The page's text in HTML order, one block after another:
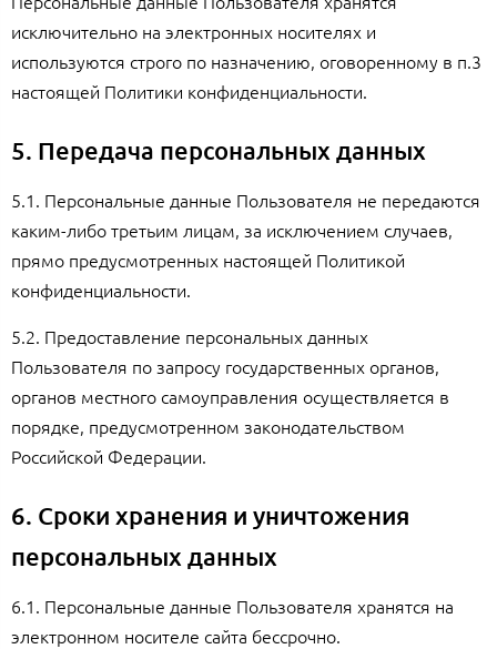
исключительно на электронных носителях и
используются строго по назначению, оговоренному в п.3
настоящей Политики конфиденциальности.
5. Передача персональных данных
5.1. Персональные данные Пользователя не передаются
каким-либо третьим лицам, за исключением случаев,
прямо предусмотренных настоящей Политикой
конфиденциальности.
5.2. Предоставление персональных данных
Пользователя по запросу государственных органов,
органов местного самоуправления осуществляется в
порядке, предусмотренном законодательством
Российской Федерации.
6. Сроки хранения и уничтожения
персональных данных
6.1. Персональные данные Пользователя хранятся на
электронном носителе сайта бессрочно.